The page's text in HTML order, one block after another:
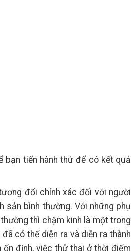
bạn tiến hành thử để có kết quả
đối chính xác đối với người
bình thường. Với những phụ
thì chậm kinh là một trong
có thể diễn ra và diễn ra thành
định, việc thử thai ở thời điểm